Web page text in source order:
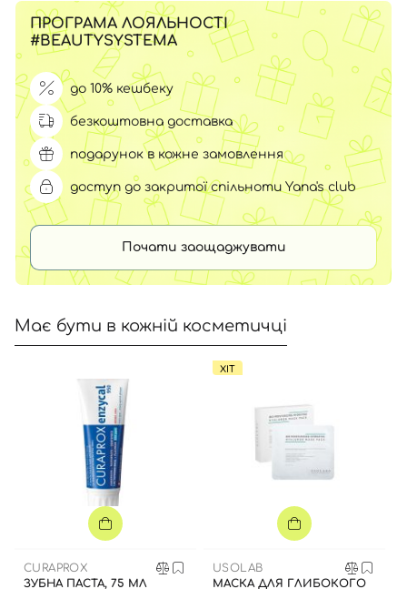
ПРОГРАМА ЛОЯЛЬНОСТІ
#BEAUTYSYSTEMA
до 10% кешбеку
безкоштовна доставка
подарунок в кожне замовлення
доступ до закритої спільноти Yana's club
Почати заощаджувати
Має бути в кожній косметичці
CURAPROX
ЗУБНА ПАСТА, 75 МЛ
ХІТ
USOLAB
МАСКА ДЛЯ ГЛИБОКОГО